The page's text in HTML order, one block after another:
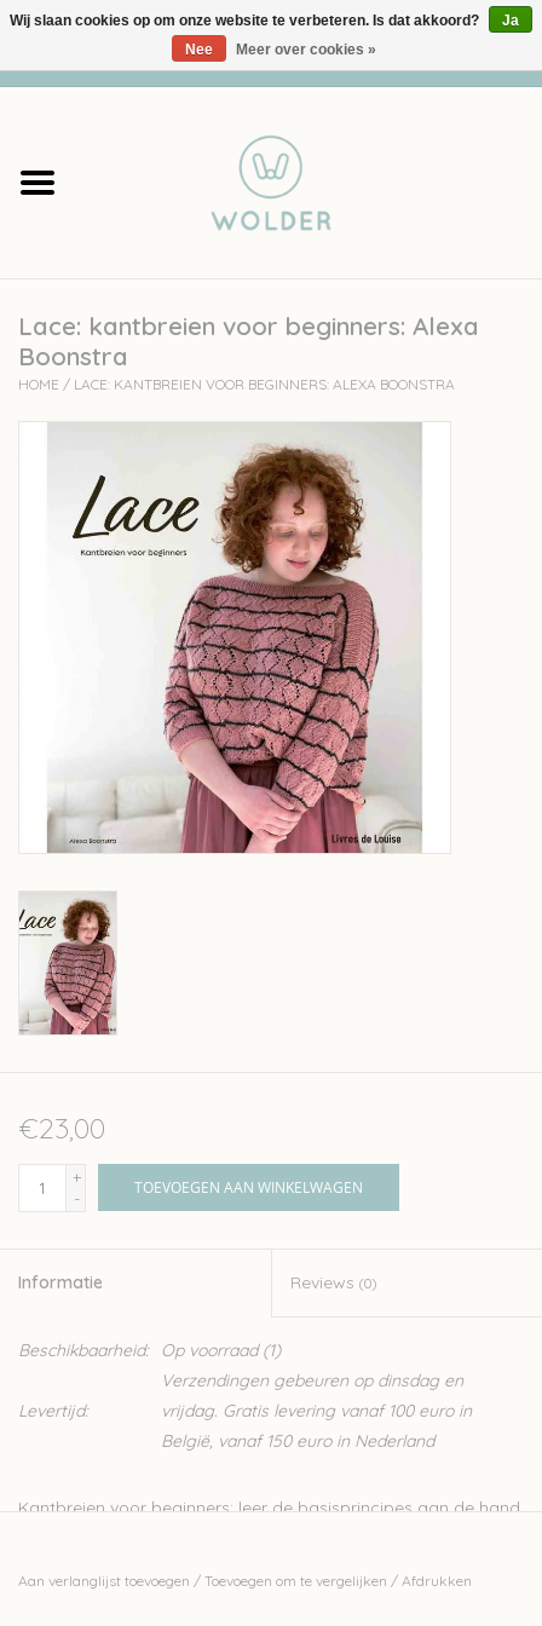
Garens
Accessoires
workshops
Lace: kantbreien voor beginners: Alexa
Boonstra
HOME / LACE: KANTBREIEN VOOR BEGINNERS: ALEXA BOONSTRA
€23,00
+
-
TOEVOEGEN AAN WINKELWAGEN
Informatie Reviews (0)
Beschikbaarheid: Op voorraad(1)
Levertijd:
Verzendingen gebeuren op dinsdag en
vrijdag. Gratis levering vanaf 100 euro in
België, vanaf 150 euro in Nederland
Kantbreien voor beginners: leer de basisprincipes aan de hand
Breien is een bijzonder leuke handwerktechniek. Bent u bekend
Aan verlanglijst toevoegen / Toevoegen om te vergelijken / Afdrukken
Wij slaan cookies op om onze website te verbeteren. Is dat akkoord?
Ja
Nee
Meer over cookies »